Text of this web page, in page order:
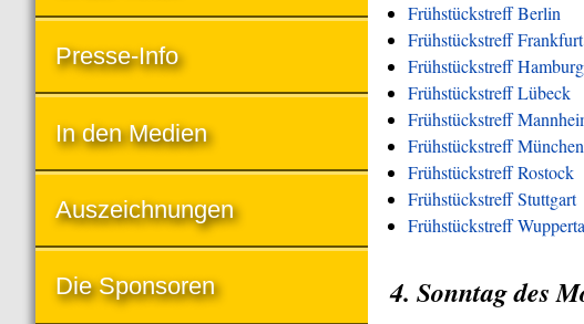
Frühstückstreff Berlin
Frühstückstreff Frankfurt
Frühstückstreff Hamburg
Frühstückstreff Lübeck
Frühstückstreff
Frühstückstreff München
Frühstückstreff Rostock
Frühstückstreff Stuttgart
Frühstückstreff
4. Sonntag des
Presse-Info
In den Medien
Auszeichnungen
Die Sponsoren